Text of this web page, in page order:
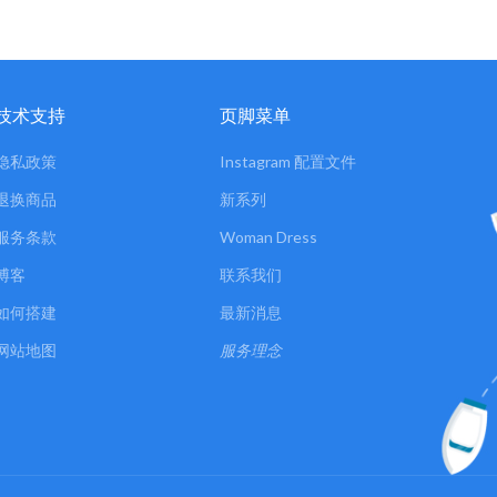
术支持
私政策
换商品
务条款
客
何搭建
站地图
页脚菜单
Instagram 配置文件
新系列
Woman Dress
联系我们
最新消息
服务理念